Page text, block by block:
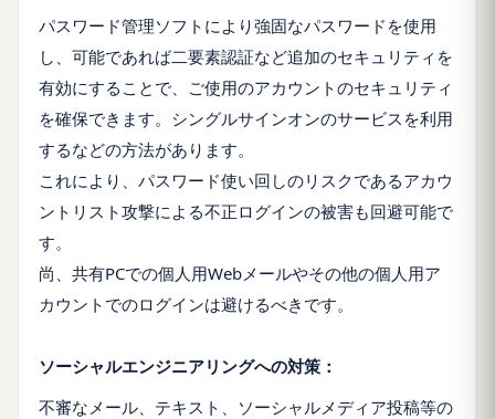
パスワード管理ソフトにより強固なパスワードを使用
し、可能であれば二要素認証など追加のセキュリティを
有効にすることで、ご使用のアカウントのセキュリティ
を確保できます。シングルサインオンのサービスを利用
するなどの方法があります。
これにより、パスワード使い回しのリスクであるアカウ
ントリスト攻撃による不正ログインの被害も回避可能で
す。
尚、共有PCでの個人用Webメールやその他の個人用ア
カウントでのログインは避けるべきです。
ソーシャルエンジニアリングへの対策：
不審なメール、テキスト、ソーシャルメディア投稿等の